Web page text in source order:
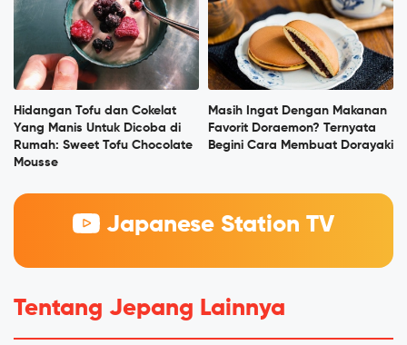
Hidangan Tofu dan Cokelat
Yang Manis Untuk Dicoba di
Rumah: Sweet Tofu Chocolate
Mousse
Masih Ingat Dengan Makanan
Favorit Doraemon? Ternyata
Begini Cara Membuat Dorayaki
Japanese Station TV
Tentang Jepang Lainnya